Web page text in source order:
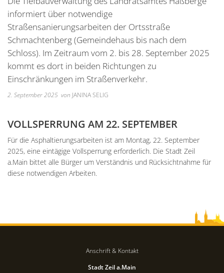
Online Anträge
Stellenangebote Bauhofmitarbeiter für
Bekanntmachungen
Errichtung von
Managementplan Natura
Wohnen im
Friedhof
Kommunale Wärmeplanung
Wein, Bier und Edelbrände
informiert über notwendige
Straßensanierungsarbeiten der Ortsstraße
Schmachtenberg (Gemeindehaus bis nach dem
Schloss). Im Zeitraum vom 2. bis 28. September 2025
kommt es dort in beiden Richtungen zu
Einschränkungen im Straßenverkehr.
2. September 2025 von JANINA SELIG
VOLLSPERRUNG AM 22. SEPTEMBER
Für die Asphaltierungsarbeiten ist am Montag, 22. September
2025, eine eintägige Vollsperrung erforderlich. Die Stadt Zeil
a.Main bittet alle Bürger um Verständnis und Rücksichtnahme für
diese notwendigen Arbeiten.
Anschrift & Kontakt
Stadt Zeil a.Main